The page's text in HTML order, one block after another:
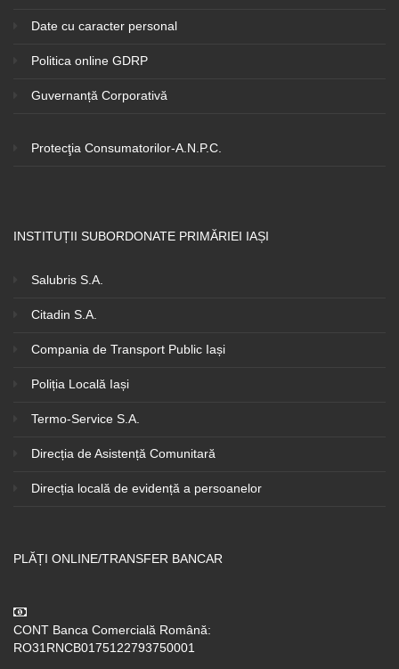
Date cu caracter personal
Politica online GDRP
Guvernanță Corporativă
Protecţia Consumatorilor-A.N.P.C.
INSTITUȚII SUBORDONATE PRIMĂRIEI IAȘI
Salubris S.A.
Citadin S.A.
Compania de Transport Public Iași
Poliția Locală Iași
Termo-Service S.A.
Direcția de Asistență Comunitară
Direcția locală de evidență a persoanelor
PLĂȚI ONLINE/TRANSFER BANCAR
CONT Banca Comercială Română:
RO31RNCB0175122793750001